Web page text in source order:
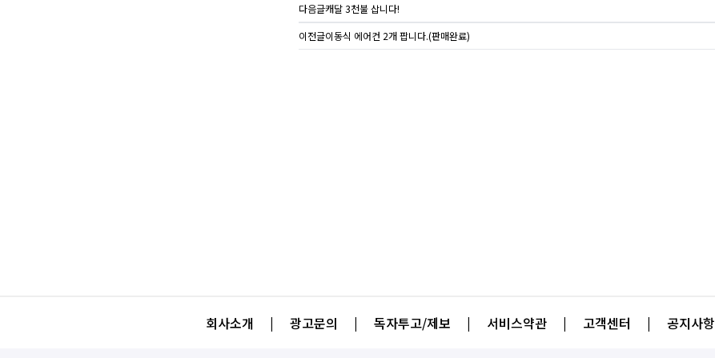
다음글캐달 3천불 삽니다!
이전글이동식 에어컨 2개 팝니다.(판매완료)
회사소개 | 광고문의 | 독자투고/제보 | 서비스약관 | 고객센터 | 공지사항